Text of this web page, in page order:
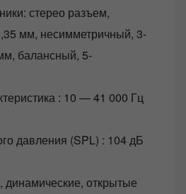
стерео разъем,
мм, несимметричный, 3-
балансный, 5-
: 10 — 41 000 Гц
давления (SPL) : 104 дБ
динамические, открытые